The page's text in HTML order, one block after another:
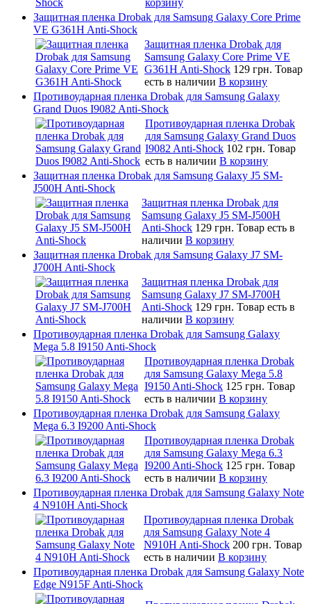
Защитная пленка Drobak для Samsung Galaxy Core Prime
VE G361H Anti-Shock
Защитная пленка Drobak для
Samsung Galaxy Core Prime VE
G361H Anti-Shock 129 грн. Товар
есть в наличии В корзину
Противоударная пленка Drobak для Samsung Galaxy
Grand Duos I9082 Anti-Shock
Противоударная пленка Drobak
для Samsung Galaxy Grand Duos
I9082 Anti-Shock 102 грн. Товар
есть в наличии В корзину
Защитная пленка Drobak для Samsung Galaxy J5 SM-
J500H Anti-Shock
Защитная пленка Drobak для
Samsung Galaxy J5 SM-J500H
Anti-Shock 129 грн. Товар есть в
наличии В корзину
Защитная пленка Drobak для Samsung Galaxy J7 SM-
J700H Anti-Shock
Защитная пленка Drobak для
Samsung Galaxy J7 SM-J700H
Anti-Shock 129 грн. Товар есть в
наличии В корзину
Противоударная пленка Drobak для Samsung Galaxy
Mega 5.8 I9150 Anti-Shock
Противоударная пленка Drobak
для Samsung Galaxy Mega 5.8
I9150 Anti-Shock 125 грн. Товар
есть в наличии В корзину
Противоударная пленка Drobak для Samsung Galaxy
Mega 6.3 I9200 Anti-Shock
Противоударная пленка Drobak
для Samsung Galaxy Mega 6.3
I9200 Anti-Shock 125 грн. Товар
есть в наличии В корзину
Противоударная пленка Drobak для Samsung Galaxy Note
4 N910H Anti-Shock
Противоударная пленка Drobak
для Samsung Galaxy Note 4
N910H Anti-Shock 200 грн. Товар
есть в наличии В корзину
Противоударная пленка Drobak для Samsung Galaxy Note
Edge N915F Anti-Shock